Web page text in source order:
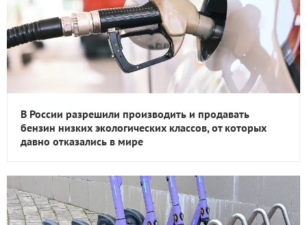
В России разрешили производить и продавать
бензин низких экологических классов, от которых
давно отказались в мире